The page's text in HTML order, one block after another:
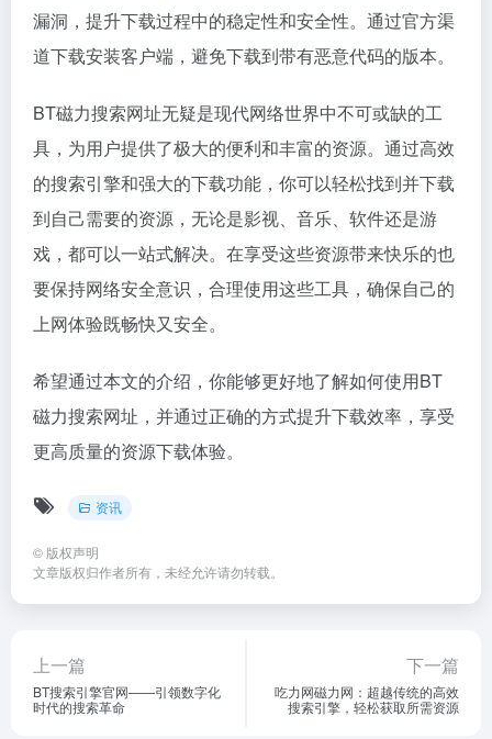
漏洞，提升下载过程中的稳定性和安全性。通过官方渠
道下载安装客户端，避免下载到带有恶意代码的版本。
BT磁力搜索网址无疑是现代网络世界中不可或缺的工
具，为用户提供了极大的便利和丰富的资源。通过高效
的搜索引擎和强大的下载功能，你可以轻松找到并下载
到自己需要的资源，无论是影视、音乐、软件还是游
戏，都可以一站式解决。在享受这些资源带来快乐的也
要保持网络安全意识，合理使用这些工具，确保自己的
上网体验既畅快又安全。
希望通过本文的介绍，你能够更好地了解如何使用BT
磁力搜索网址，并通过正确的方式提升下载效率，享受
更高质量的资源下载体验。
资讯
© 版权声明
文章版权归作者所有，未经允许请勿转载。
上一篇
BT搜索引擎官网——引领数字化
时代的搜索革命
下一篇
吃力网磁力网：超越传统的高效
搜索引擎，轻松获取所需资源